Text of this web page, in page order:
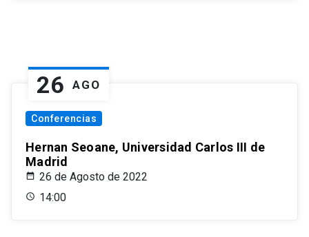
26 AGO
Conferencias
Hernan Seoane, Universidad Carlos III de
Madrid
26 de Agosto de 2022
14:00